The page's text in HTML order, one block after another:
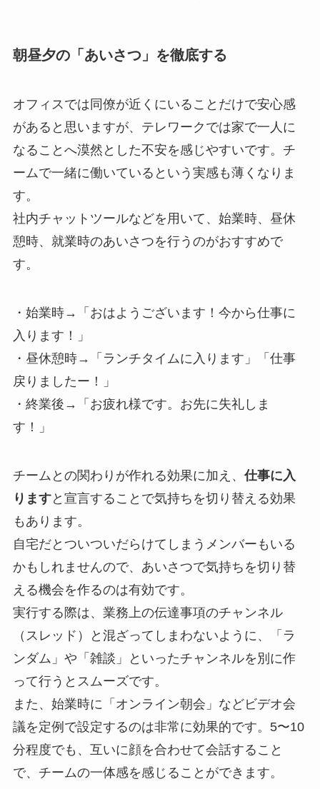
朝昼夕の「あいさつ」を徹底する
オフィスでは同僚が近くにいることだけで安心感
があると思いますが、テレワークでは家で一人に
なることへ漠然とした不安を感じやすいです。チ
ームで一緒に働いているという実感も薄くなりま
す。
社内チャットツールなどを用いて、始業時、昼休
憩時、就業時のあいさつを行うのがおすすめで
す。
・始業時→「おはようございます！今から仕事に
入ります！」
・昼休憩時→「ランチタイムに入ります」「仕事
戻りましたー！」
・終業後→「お疲れ様です。お先に失礼しま
す！」
チームとの関わりが作れる効果に加え、 仕事に入
りますと宣言することで気持ちを切り替える効果
もあります。
自宅だとついついだらけてしまうメンバーもいる
かもしれませんので、あいさつで気持ちを切り替
える機会を作るのは有効です。
実行する際は、業務上の伝達事項のチャンネル
（スレッド）と混ざってしまわないように、「ラ
ンダム」や「雑談」といったチャンネルを別に作
って行うとスムーズです。
また、始業時に「オンライン朝会」などビデオ会
議を定例で設定するのは非常に効果的です。5〜10
分程度でも、互いに顔を合わせて会話すること
で、チームの一体感を感じることができます。